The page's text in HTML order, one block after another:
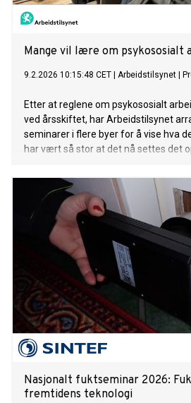
Mange vil lære om psykososialt
9.2.2026 10:15:48 CET Arbeidstilsynet
Etter at reglene om psykososialt
ved årsskiftet, har Arbeidstilsynet
seminarer i flere byer for å vise hva
har vært så stor at det nå settes det
Nasjonalt fuktseminar 2026:
fremtidens teknologi